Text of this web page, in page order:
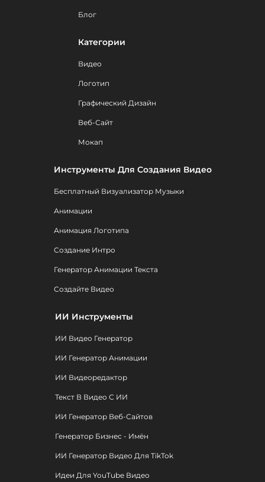
Блог
Категории
Видео
Логотип
Графический Дизайн
Веб-Сайт
Мокап
Инструменты Для Создания Видео
Бесплатный Визуализатор Музыки
Анимации
Анимация Логотипа
Создание Интро
Генератор Анимации Текста
Создайте Видео
ИИ Инструменты
ИИ Видео Генератор
ИИ Генератор Анимации
ИИ Видеоредактор
Текст В Видео С ИИ
ИИ Генератор Веб-Сайтов
Генератор Бизнес - Имён
ИИ Генератор Видео Для TikTok
Идеи Для YouTube Видео